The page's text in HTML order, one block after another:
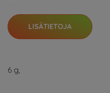
LISÄTIETOJA
6 g,